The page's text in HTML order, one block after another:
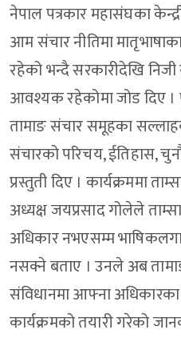
नेपाल पत्रकार महासंघका
आम संचार नीतिमा
रहेको भन्दै सरकारीदेखि
आवश्यक रहेकोमा जोड दिए ।
तामाङ संचार समूहका
संचारको परिचय, ईतिहास,
प्रस्तुती दिए । कार्यक्रममा
अध्यक्ष जयप्रसाद गोलेले
अधिकार नभएसम्म
नसक्ने बताए । उनले अब
संविधानमा आफ्ना
कार्यक्रमको तयारी गरेको